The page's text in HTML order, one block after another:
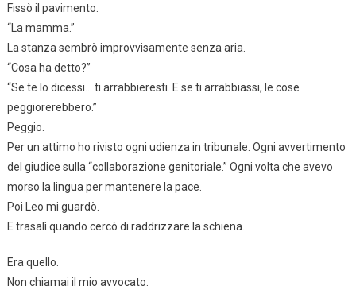
Fissò il pavimento.
“La mamma.”
La stanza sembrò improvvisamente senza aria.
“Cosa ha detto?”
“Se te lo dicessi… ti arrabbieresti. E se ti arrabbiassi, le cose
peggiorerebbero.”
Peggio.
Per un attimo ho rivisto ogni udienza in tribunale. Ogni avvertimento
del giudice sulla “collaborazione genitoriale.” Ogni volta che avevo
morso la lingua per mantenere la pace.
Poi Leo mi guardò.
E trasalì quando cercò di raddrizzare la schiena.
Era quello.
Non chiamai il mio avvocato.